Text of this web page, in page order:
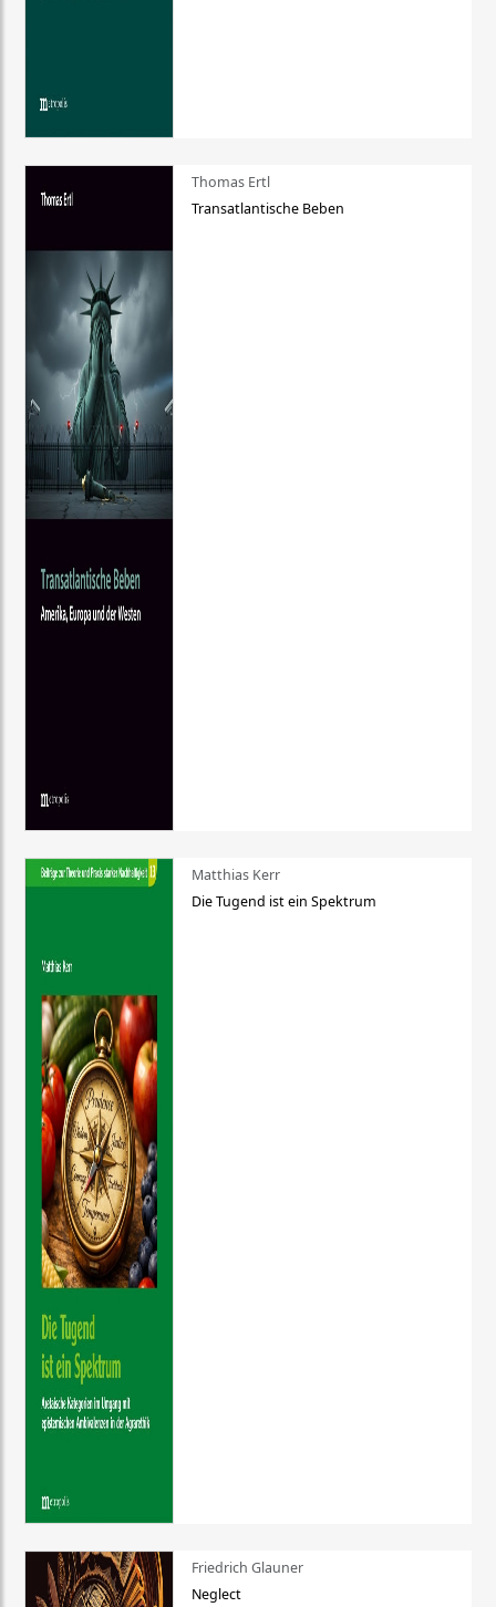
Thomas Ertl
Transatlantische Beben
Matthias Kerr
Die Tugend ist ein Spektrum
Friedrich Glauner
Neglect